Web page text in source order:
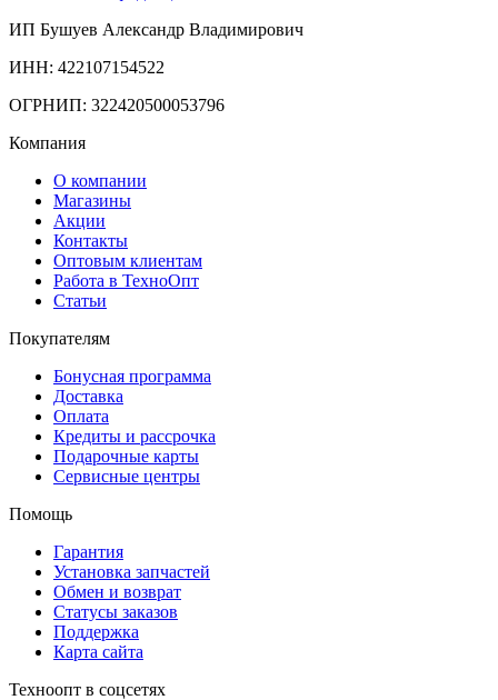
ИП Бушуев Александр Владимирович
ИНН: 422107154522
ОГРНИП: 322420500053796
Компания
О компании
Магазины
Акции
Контакты
Оптовым клиентам
Работа в ТехноОпт
Статьи
Покупателям
Бонусная программа
Доставка
Оплата
Кредиты и рассрочка
Подарочные карты
Сервисные центры
Помощь
Гарантия
Установка запчастей
Обмен и возврат
Статусы заказов
Поддержка
Карта сайта
Техноопт в соцсетях